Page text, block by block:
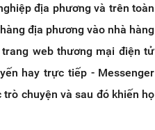
địa phương và trên toàn
địa phương vào nhà hàng
web thương mại điện tử
hay trực tiếp - Messenger
chuyện và sau đó khiến họ